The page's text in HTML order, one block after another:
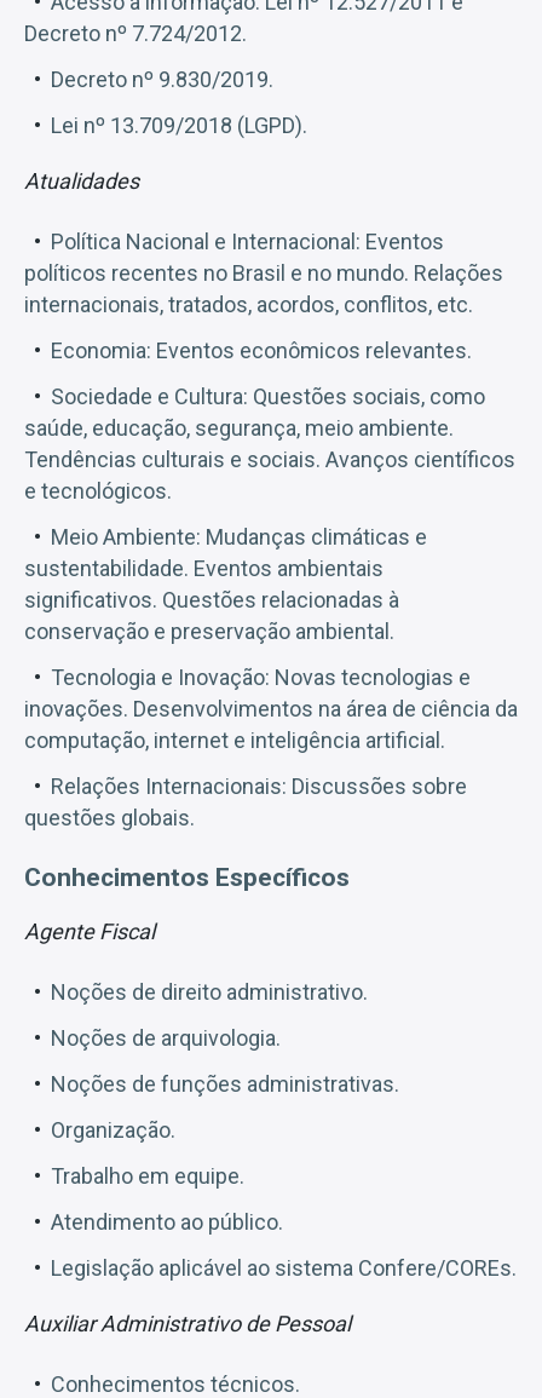
Decreto nº 7.724/2012.
Decreto nº 9.830/2019.
Lei nº 13.709/2018 (LGPD).
Atualidades
Política Nacional e Internacional: Eventos
políticos recentes no Brasil e no mundo. Relações
internacionais, tratados, acordos, conflitos, etc.
Economia: Eventos econômicos relevantes.
Sociedade e Cultura: Questões sociais, como
saúde, educação, segurança, meio ambiente.
Tendências culturais e sociais. Avanços científicos
e tecnológicos.
Meio Ambiente: Mudanças climáticas e
sustentabilidade. Eventos ambientais
significativos. Questões relacionadas à
conservação e preservação ambiental.
Tecnologia e Inovação: Novas tecnologias e
inovações. Desenvolvimentos na área de ciência da
computação, internet e inteligência artificial.
Relações Internacionais: Discussões sobre
questões globais.
Conhecimentos Específicos
Agente Fiscal
Noções de direito administrativo.
Noções de arquivologia.
Noções de funções administrativas.
Organização.
Trabalho em equipe.
Atendimento ao público.
Legislação aplicável ao sistema Confere/COREs.
Auxiliar Administrativo de Pessoal
Conhecimentos técnicos.